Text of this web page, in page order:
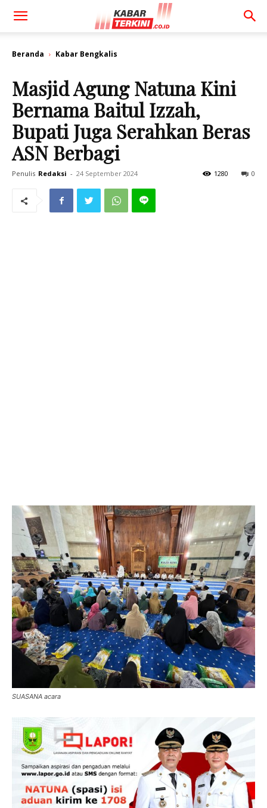
Beranda Kabar Bengkalis
Masjid Agung Natuna Kini
Bernama Baitul Izzah,
Bupati Juga Serahkan Beras
ASN Berbagi
Penulis Redaksi - 24 September 2024 0
1280
SUASANA acara